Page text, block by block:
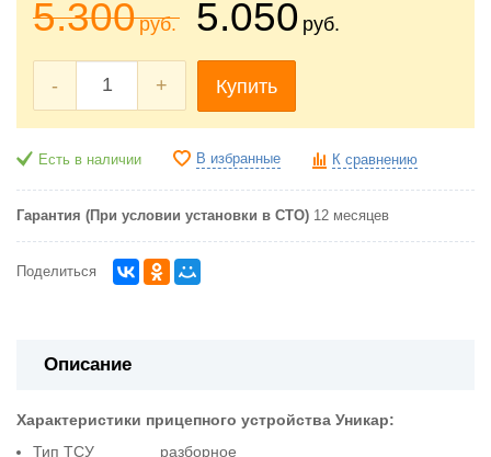
5.300руб. 5.050 руб.
- + Купить
Есть в наличии В избранные К сравнению
Гарантия (При условии установки в СТО) 12 месяцев
Поделиться
Описание
Характеристики прицепного устройства Уникар:
Тип ТСУ разборное